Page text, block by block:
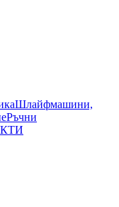
Шлайфмашини,
Ръчни